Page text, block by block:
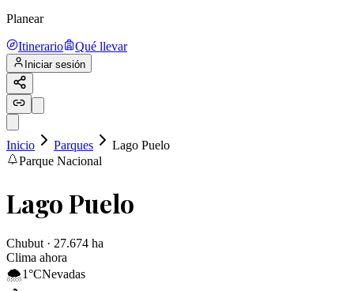
Planear
Itinerario Qué llevar
Iniciar sesión
Inicio Parques
Lago Puelo
Parque Nacional
Lago Puelo
Chubut · 27.674 ha
Clima ahora
🌨️1°CNevadas